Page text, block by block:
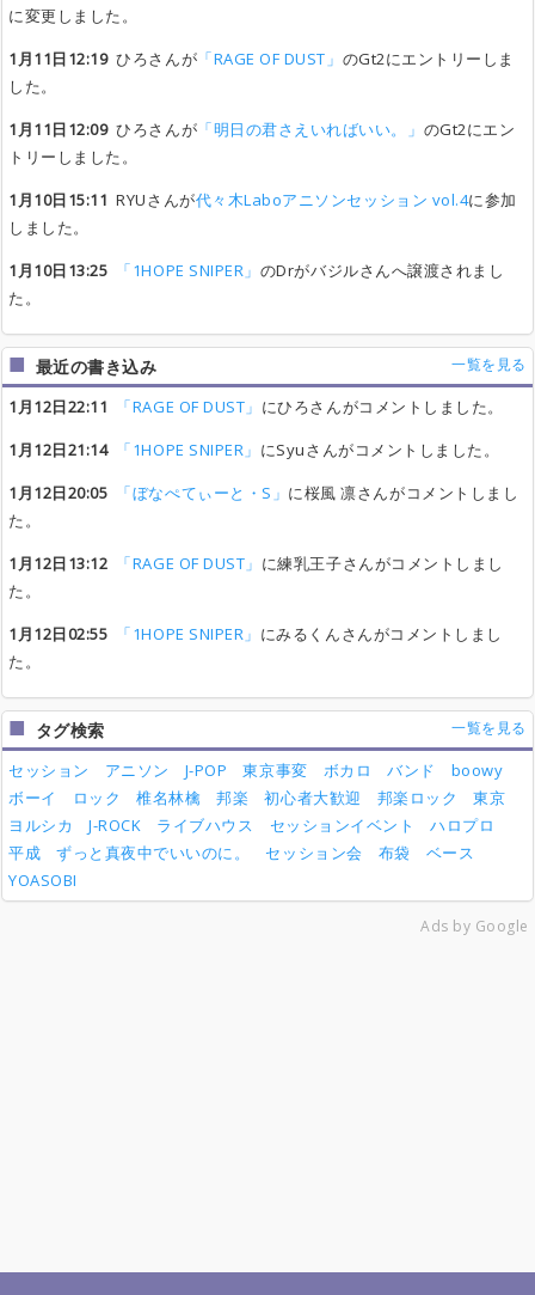
に変更しました。
1月11日12:19ひろさんが 「RAGE OF DUST」 のGt2にエントリーしま
した。
1月11日12:09ひろさんが 「明日の君さえいればいい。」 のGt2にエン
トリーしました。
1月10日15:11 RYUさんが代々木Laboアニソンセッション vol.4に参加
しました。
1月10日13:25
「1HOPE SNIPER」 のDrがバジルさんへ譲渡されまし
た。
最近の書き込み 一覧を見る
1月12日22:11 「RAGE OF DUST」 にひろさんがコメントしました。
1月12日21:14
「1HOPE SNIPER」 にSyuさんがコメントしました。
1月12日20:05
「ぼなぺてぃーと・S」 に桜風 凛さんがコメントしまし
た。
1月12日13:12
「RAGE OF DUST」 に練乳王子さんがコメントしまし
た。
1月12日02:55
「1HOPE SNIPER」 にみるくんさんがコメントしまし
た。
タグ検索 一覧を見る
セッション アニソン J-POP 東京事変 ボカロ バンド
boowy
ボーイ
ロック 椎名林檎 邦楽 初心者大歓迎 邦楽ロック
東京
ヨルシカ
J-ROCK ライブハウス セッションイベント
ハロプロ
平成
ずっと真夜中でいいのに。 セッション会 布袋
ベース
YOASOBI
Ads by Google